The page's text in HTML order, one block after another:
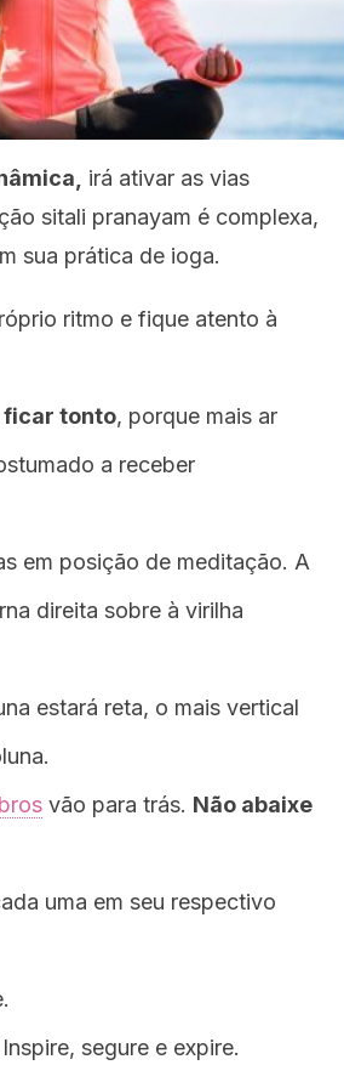
irá ativar as vias
sitali pranayam é complexa,
sua prática de ioga.
ritmo e fique atento à
ficar tonto, porque mais ar
a receber
em posição de meditação. A
direita sobre à virilha
estará reta, o mais vertical
vão para trás. Não abaixe
uma em seu respectivo
segure e expire.